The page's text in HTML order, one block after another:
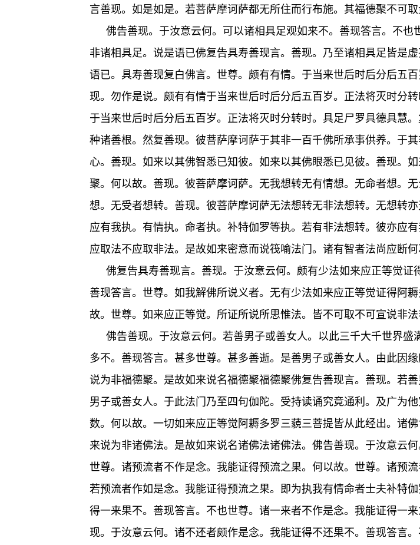
言善现。如是如是。若菩萨摩诃萨都无所住而行布施。其福德聚不可
佛告善现。于汝意云何。可以诸相具足观如来不。善现答言。不
非诸相具足。说是语已佛复告具寿善现言。善现。乃至诸相具足皆是
语已。具寿善现复白佛言。世尊。颇有有情。于当来世后时后分后五
现。勿作是说。颇有有情于当来世后时后分后五百岁。正法将灭时分
于当来世后时后分后五百岁。正法将灭时分转时。具足尸罗具德具慧
种诸善根。然复善现。彼菩萨摩诃萨于其非一百千佛所承事供养。于
心。善现。如来以其佛智悉已知彼。如来以其佛眼悉已见彼。善现。
聚。何以故。善现。彼菩萨摩诃萨。无我想转无有情想。无命者想。
想。无受者想转。善现。彼菩萨摩诃萨无法想转无非法想转。无想转
应有我执。有情执。命者执。补特伽罗等执。若有非法想转。彼亦应
应取法不应取非法。是故如来密意而说筏喻法门。诸有智者法尚应断何
佛复告具寿善现言。善现。于汝意云何。颇有少法如来应正等觉证
善现答言。世尊。如我解佛所说义者。无有少法如来应正等觉证得阿
故。世尊。如来应正等觉。所证所说所思惟法。皆不可取不可宣说非
佛告善现。于汝意云何。若善男子或善女人。以此三千大千世界
多不。善现答言。甚多世尊。甚多善逝。是善男子或善女人。由此因
说为非福德聚。是故如来说名福德聚福德聚佛复告善现言。善现。若
男子或善女人。于此法门乃至四句伽陀。受持读诵究竟通利。及广为
数。何以故。一切如来应正等觉阿耨多罗三藐三菩提皆从此经出。诸
来说为非诸佛法。是故如来说名诸佛法诸佛法。佛告善现。于汝意云
世尊。诸预流者不作是念。我能证得预流之果。何以故。世尊。诸预
若预流者作如是念。我能证得预流之果。即为执我有情命者士夫补特
得一来果不。善现答言。不也世尊。诸一来者不作是念。我能证得一
现。于汝意云何。诸不还者颇作是念。我能证得不还果不。善现答言